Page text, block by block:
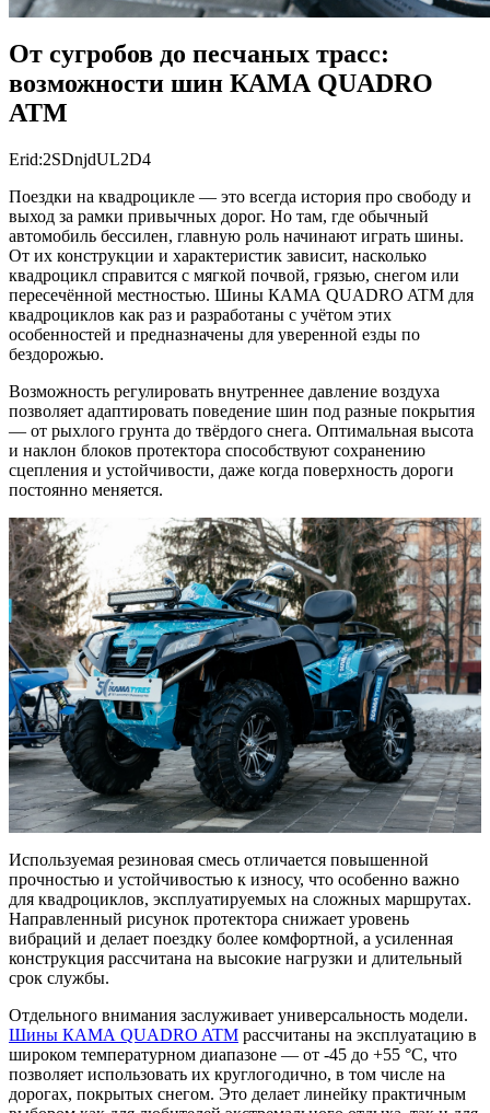
От сугробов до песчаных трасс:
возможности шин КАМА QUADRO
ATM
Erid:2SDnjdUL2D4
Поездки на квадроцикле — это всегда история про свободу и
выход за рамки привычных дорог. Но там, где обычный
автомобиль бессилен, главную роль начинают играть шины.
От их конструкции и характеристик зависит, насколько
квадроцикл справится с мягкой почвой, грязью, снегом или
пересечённой местностью. Шины КАМА QUADRO ATM для
квадроциклов как раз и разработаны с учётом этих
особенностей и предназначены для уверенной езды по
бездорожью.
Возможность регулировать внутреннее давление воздуха
позволяет адаптировать поведение шин под разные покрытия
— от рыхлого грунта до твёрдого снега. Оптимальная высота
и наклон блоков протектора способствуют сохранению
сцепления и устойчивости, даже когда поверхность дороги
постоянно меняется.
Используемая резиновая смесь отличается повышенной
прочностью и устойчивостью к износу, что особенно важно
для квадроциклов, эксплуатируемых на сложных маршрутах.
Направленный рисунок протектора снижает уровень
вибраций и делает поездку более комфортной, а усиленная
конструкция рассчитана на высокие нагрузки и длительный
срок службы.
Отдельного внимания заслуживает универсальность модели.
Шины КАМА QUADRO ATM рассчитаны на эксплуатацию в
широком температурном диапазоне — от -45 до +55 °C, что
позволяет использовать их круглогодично, в том числе на
дорогах, покрытых снегом. Это делает линейку практичным